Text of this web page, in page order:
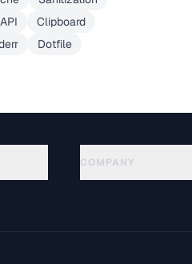
Clipboard
Dotfile
COMPANY